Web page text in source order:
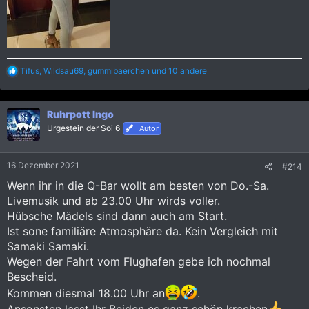
R
a
k
t
i
o
n
Tifus Wildsau69 gummibaerchen und 10 andere
Ruhrpott Ingo
Urgestein der Soi 6 Autor
16 Dezember 2021 #214
Wenn ihr in die Q-Bar wollt am besten von Do.-Sa.
Livemusik und ab 23.00 Uhr wirds voller.
Hübsche Mädels sind dann auch am Start.
Ist sone familiäre Atmosphäre da. Kein Vergleich mit
Samaki Samaki.
Wegen der Fahrt vom Flughafen gebe ich nochmal
Bescheid.
Kommen diesmal 18.00 Uhr an
.